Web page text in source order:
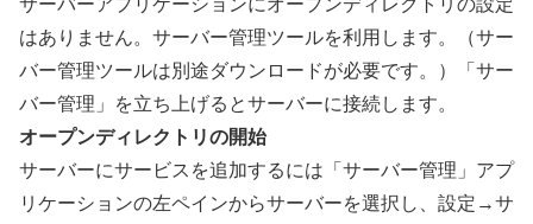
はありません。サーバー管理ツールを利用します。（サー
バー管理ツールは別途ダウンロードが必要です。）「サー
バー管理」を立ち上げるとサーバーに接続します。
オープンディレクトリの開始
サーバーにサービスを追加するには「サーバー管理」アプ
リケーションの左ペインからサーバーを選択し、設定→サ